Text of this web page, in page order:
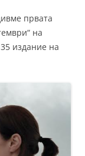
првата
на
издание на